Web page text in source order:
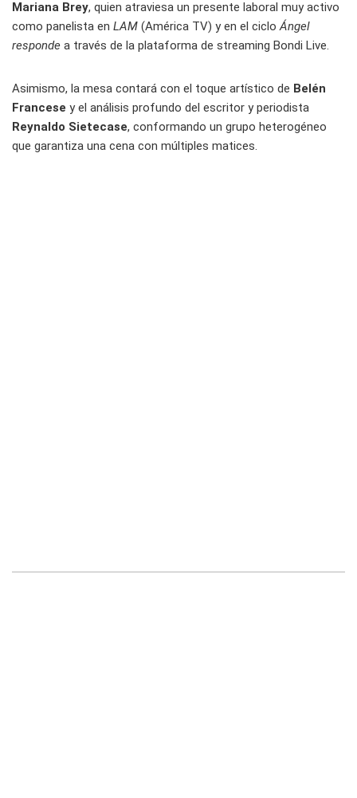
Mariana Brey, quien atraviesa un presente laboral muy activo
como panelista en LAM (América TV) y en el cicloÁngel
responde a través de la plataforma de streaming Bondi Live.
Asimismo, la mesa contará con el toque artístico de Belén
Francese y el análisis profundo del escritor y periodista
Reynaldo Sietecase, conformando un grupo heterogéneo
que garantiza una cena con múltiples matices.